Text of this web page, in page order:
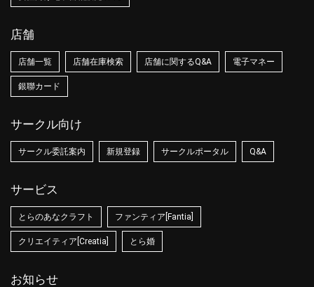
店舗
店舗一覧 店舗在庫検索 店舗に関するQ&A 電子マネー
銀聯カード
サークル向け
サークル委託案内 新規登録 サークルポータル Q&A
サービス
とらのあなクラフト ファンティア[Fantia]
クリエイティア[Creatia] とら婚
お知らせ